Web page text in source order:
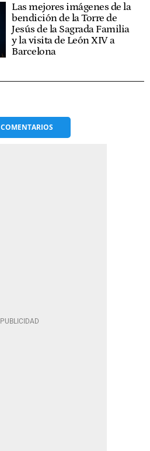
Las mejores imágenes de la
bendición de la Torre de
Jesús de la Sagrada Familia
y la visita de León XIV a
Barcelona
COMENTARIOS